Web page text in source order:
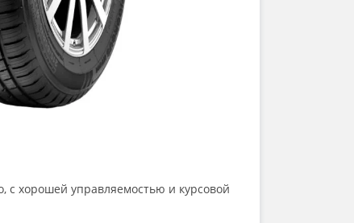
с хорошей управляемостью и курсовой